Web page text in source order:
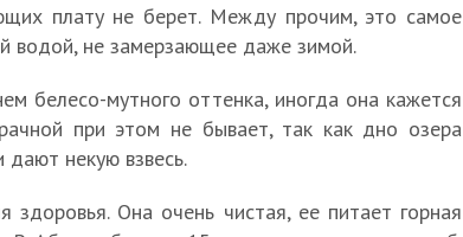
плату не берет. Между прочим, это самое
водой, не замерзающее даже зимой.
белесо-мутного оттенка, иногда она кажется
при этом не бывает, так как дно озера
некую взвесь.
Она очень чистая, ее питает горная